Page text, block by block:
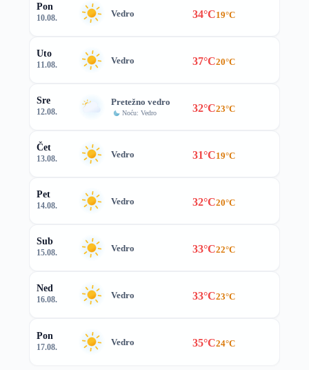
Pon
10.08. Vedro 34°C19°C
Uto
11.08. Vedro 37°C20°C
Sre
12.08.
Pretežno vedro
Noću: Vedro 32°C23°C
Čet
13.08. Vedro 31°C19°C
Pet
14.08. Vedro 32°C20°C
Sub
15.08. Vedro 33°C22°C
Ned
16.08. Vedro 33°C23°C
Pon
17.08. Vedro 35°C24°C